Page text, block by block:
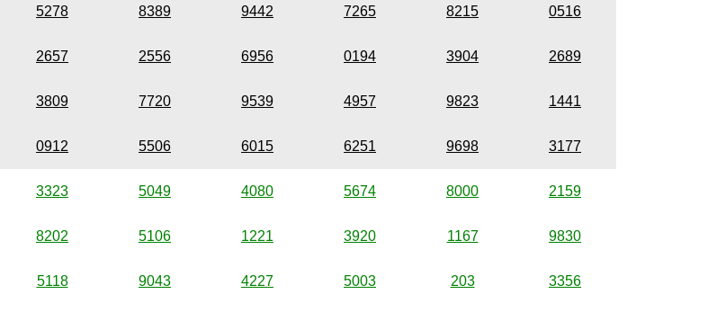
5278 8389 9442 7265 8215 0516
2657 2556 6956 0194 3904 2689
3809 7720 9539 4957 9823 1441
0912 5506 6015 6251 9698 3177
3323 5049 4080 5674 8000 2159
8202 5106 1221 3920 1167 9830
5118 9043 4227 5003 203 3356